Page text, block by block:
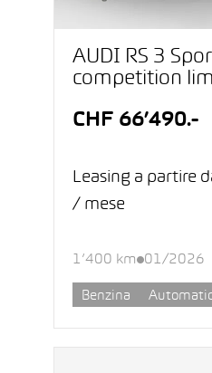
AUDI RS 3
competition
CHF 66’490.-
Leasing a partire
/ mese
1’400 km 01/2026
Benzina